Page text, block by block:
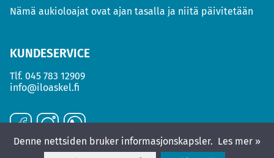
Nämä aukioloajat ovat ajan tasalla ja niitä päivitetään
KUNDESERVICE
Tlf. 045 783 12909
info@iloaskel.fi
Denne nettsiden bruker informasjonskapsler. Les mer »